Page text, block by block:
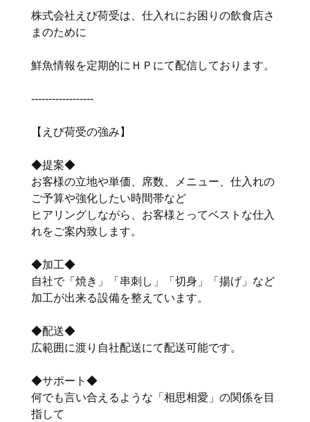
株式会社えび荷受は、仕入れにお困りの飲食店さ
まのために
鮮魚情報を定期的にＨＰにて配信しております。
‐‐‐‐‐‐‐‐‐‐‐‐‐‐‐‐‐‐
【えび荷受の強み】
◆提案◆
お客様の立地や単価、席数、メニュー、仕入れの
ご予算や強化したい時間帯など
ヒアリングしながら、お客様とってベストな仕入
れをご案内致します。
◆加工◆
自社で「焼き」「串刺し」「切身」「揚げ」など
加工が出来る設備を整えています。
◆配送◆
広範囲に渡り自社配送にて配送可能です。
◆サポート◆
何でも言い合えるような「相思相愛」の関係を目
指して